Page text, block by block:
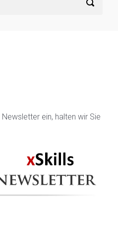
ein, halten wir Sie